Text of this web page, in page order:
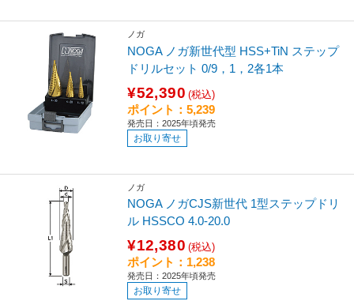
ノガ
NOGA ノガ新世代型 HSS+TiN ステップ
ドリルセット 0/9，1，2各1本
¥52,390 (税込)
ポイント：5,239
発売日：2025年頃発売
お取り寄せ
ノガ
NOGA ノガCJS新世代 1型ステップドリ
ル HSSCO 4.0-20.0
¥12,380 (税込)
ポイント：1,238
発売日：2025年頃発売
お取り寄せ